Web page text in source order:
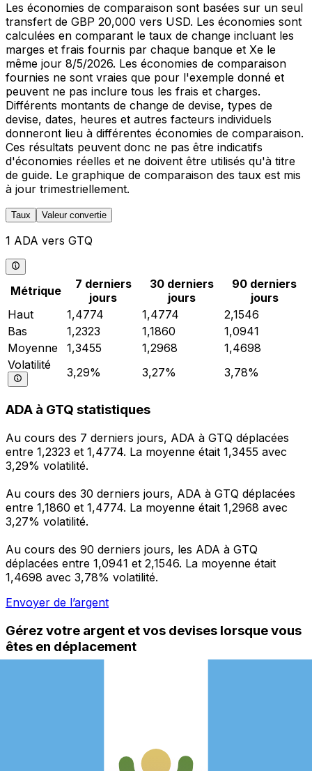
Les économies de comparaison sont basées sur un seul
transfert de GBP 20,000 vers USD. Les économies sont
calculées en comparant le taux de change incluant les
marges et frais fournis par chaque banque et Xe le
même jour 8/5/2026. Les économies de comparaison
fournies ne sont vraies que pour l'exemple donné et
peuvent ne pas inclure tous les frais et charges.
Différents montants de change de devise, types de
devise, dates, heures et autres facteurs individuels
donneront lieu à différentes économies de comparaison.
Ces résultats peuvent donc ne pas être indicatifs
d'économies réelles et ne doivent être utilisés qu'à titre
de guide. Le graphique de comparaison des taux est mis
à jour trimestriellement.
Taux Valeur convertie
1 ADA vers GTQ
Métrique
7 derniers
jours
30 derniers
jours
90 derniers
jours
Haut
1,4774 1,4774
2,1546
Bas
1,2323 1,1860
1,0941
Moyenne
1,3455 1,2968
1,4698
Volatilité
3,29% 3,27% 3,78%
ADA à GTQ statistiques
Au cours des 7 derniers jours, ADA à GTQ déplacées
entre 1,2323 et 1,4774. La moyenne était 1,3455 avec
3,29% volatilité.
Au cours des 30 derniers jours, ADA à GTQ déplacées
entre 1,1860 et 1,4774. La moyenne était 1,2968 avec
3,27% volatilité.
Au cours des 90 derniers jours, les ADA à GTQ
déplacées entre 1,0941 et 2,1546. La moyenne était
1,4698 avec 3,78% volatilité.
Envoyer de l’argent
Gérez votre argent et vos devises lorsque vous
êtes en déplacement